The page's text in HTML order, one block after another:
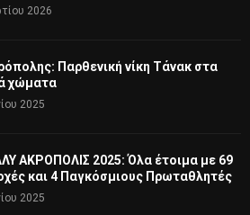
2026
Παρθενική νίκη Τάνακ στα
χώματα
2025
ΑΚΡΟΠΟΛΙΣ 2025: Όλα έτοιμα με 69
και 4 Παγκόσμιους Πρωταθλητές
2025